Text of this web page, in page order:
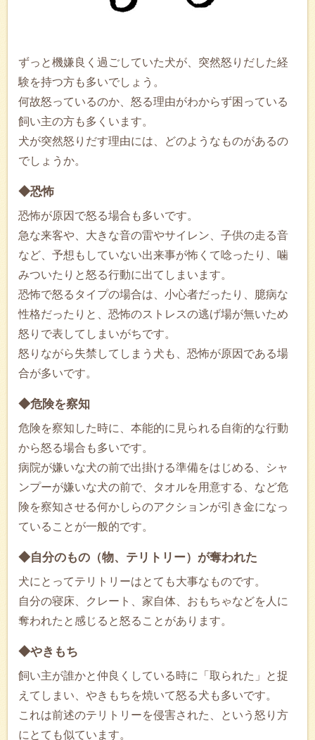
ずっと機嫌良く過ごしていた犬が、突然怒りだした経
験を持つ方も多いでしょう。
何故怒っているのか、怒る理由がわからず困っている
飼い主の方も多くいます。
犬が突然怒りだす理由には、どのようなものがあるの
でしょうか。
◆恐怖
恐怖が原因で怒る場合も多いです。
急な来客や、大きな音の雷やサイレン、子供の走る音
など、予想もしていない出来事が怖くて唸ったり、噛
みついたりと怒る行動に出てしまいます。
恐怖で怒るタイプの場合は、小心者だったり、臆病な
性格だったりと、恐怖のストレスの逃げ場が無いため
怒りで表してしまいがちです。
怒りながら失禁してしまう犬も、恐怖が原因である場
合が多いです。
◆危険を察知
危険を察知した時に、本能的に見られる自衛的な行動
から怒る場合も多いです。
病院が嫌いな犬の前で出掛ける準備をはじめる、シャ
ンプーが嫌いな犬の前で、タオルを用意する、など危
険を察知させる何かしらのアクションが引き金になっ
ていることが一般的です。
◆自分のもの（物、テリトリー）が奪われた
犬にとってテリトリーはとても大事なものです。
自分の寝床、クレート、家自体、おもちゃなどを人に
奪われたと感じると怒ることがあります。
◆やきもち
飼い主が誰かと仲良くしている時に「取られた」と捉
えてしまい、やきもちを焼いて怒る犬も多いです。
これは前述のテリトリーを侵害された、という怒り方
にとても似ています。